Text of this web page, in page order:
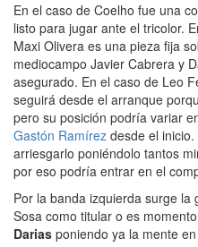
En el caso de Coelho fue una
listo para jugar ante el tricolor.
Maxi Olivera es una pieza fija
mediocampo Javier Cabrera y
asegurado. En el caso de Leo
seguirá desde el arranque
pero su posición podría variar
Gastón Ramírez desde el
arriesgarlo poniéndolo tantos
por eso podría entrar en el
Por la banda izquierda surge
Sosa como titular o es
Darias poniendo ya la mente